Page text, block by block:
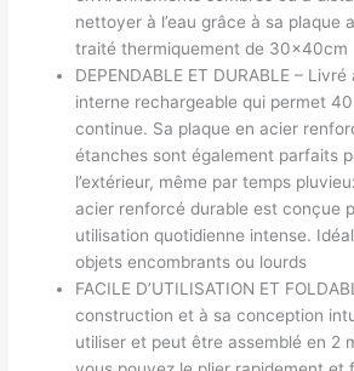
nettoyer à l’eau grâce à sa plaque
traité thermiquement de 30x40cm
DEPENDABLE ET DURABLE –
interne rechargeable qui permet 40
continue. Sa plaque en acier
étanches sont également parfaits
l’extérieur, même par temps
acier renforcé durable est conçue
utilisation quotidienne intense.
objets encombrants ou lourds
FACILE D’UTILISATION ET
construction et à sa conception
utiliser et peut être assemblé en 2